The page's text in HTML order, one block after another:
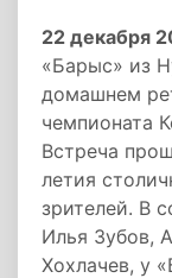
22 декабря
«Барыс» из
домашнем
чемпионата
Встреча
летия
зрителей. В
Илья Зубов,
Хохлачев, у